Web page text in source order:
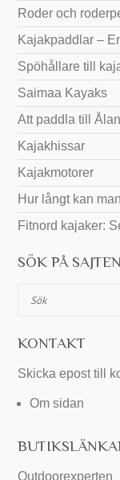
Roder och
Kajakpaddlar –
Spöhållare till
Saimaa Kayaks
Att paddla till
Kajakhissar
Kajakmotorer
Hur långt kan
Fitnord kajaker:
SÖK PÅ SAJTEN
KONTAKT
Skicka epost till
Om sidan
Outdoorexperten